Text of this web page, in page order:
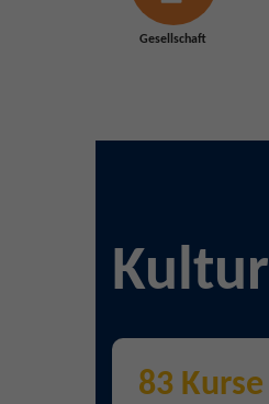
Gesellschaft
Kultur
83 Kurse